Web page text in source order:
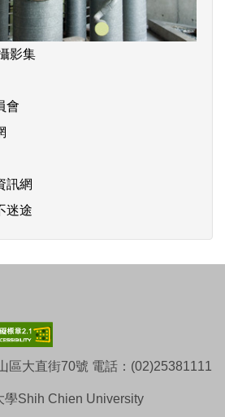
影集
會
訊網
迷途
區大直街70號 電話：(02)25381111
Shih Chien University